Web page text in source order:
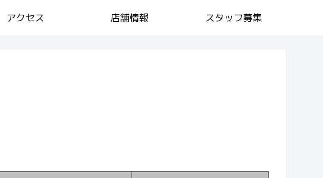
アクセス 店舗情報 スタッフ募集